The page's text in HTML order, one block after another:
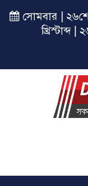
সোমবার |
খ্রিস্টাব্দ